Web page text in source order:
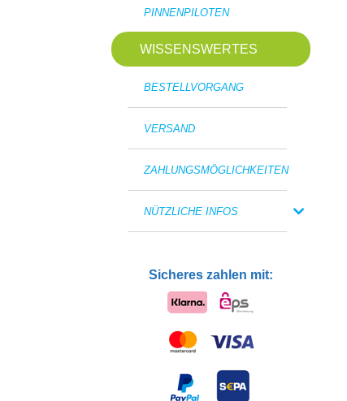
PINNENPILOTEN
WISSENSWERTES
BESTELLVORGANG
VERSAND
ZAHLUNGSMÖGLICHKEITEN
NÜTZLICHE INFOS
Sicheres zahlen mit: